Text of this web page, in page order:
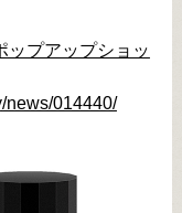
ップアップショッ
news/014440/